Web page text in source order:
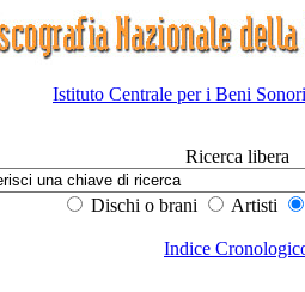
Istituto Centrale per i Beni
Ricerca libera
Dischi o brani Artisti
Indice